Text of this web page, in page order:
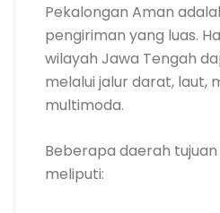
Pekalongan Aman
pengiriman yang luas.
wilayah Jawa Tengah
melalui jalur darat, laut,
multimoda.
Beberapa daerah
meliputi: